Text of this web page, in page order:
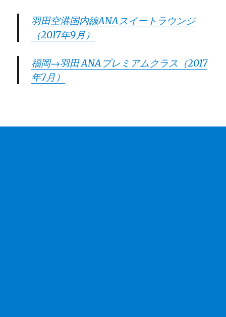
羽田空港国内線ANAスイートラウンジ
（2017年9月）
福岡→羽田 ANAプレミアムクラス（2017
年7月）